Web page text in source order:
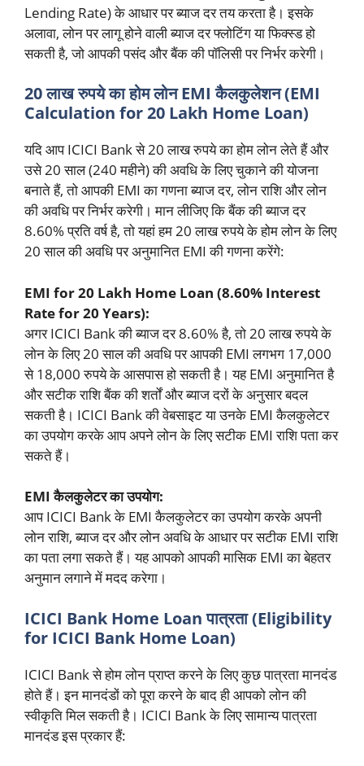
Lending Rate) के आधार पर ब्याज दर तय करता है। इसके
अलावा, लोन पर लागू होने वाली ब्याज दर फ्लोटिंग या फिक्स्ड हो
सकती है, जो आपकी पसंद और बैंक की पॉलिसी पर निर्भर करेगी।
20 लाख रुपये का होम लोन EMI कैलकुलेशन (EMI
Calculation for 20 Lakh Home Loan)
यदि आप ICICI Bank से 20 लाख रुपये का होम लोन लेते हैं और
उसे 20 साल (240 महीने) की अवधि के लिए चुकाने की योजना
बनाते हैं, तो आपकी EMI का गणना ब्याज दर, लोन राशि और लोन
की अवधि पर निर्भर करेगी। मान लीजिए कि बैंक की ब्याज दर
8.60% प्रति वर्ष है, तो यहां हम 20 लाख रुपये के होम लोन के लिए
20 साल की अवधि पर अनुमानित EMI की गणना करेंगे:
EMI for 20 Lakh Home Loan (8.60% Interest
Rate for 20 Years):
अगर ICICI Bank की ब्याज दर 8.60% है, तो 20 लाख रुपये के
लोन के लिए 20 साल की अवधि पर आपकी EMI लगभग 17,000
से 18,000 रुपये के आसपास हो सकती है। यह EMI अनुमानित है
और सटीक राशि बैंक की शर्तों और ब्याज दरों के अनुसार बदल
सकती है। ICICI Bank की वेबसाइट या उनके EMI कैलकुलेटर
का उपयोग करके आप अपने लोन के लिए सटीक EMI राशि पता कर
सकते हैं।
EMI कैलकुलेटर का उपयोग:
आप ICICI Bank के EMI कैलकुलेटर का उपयोग करके अपनी
लोन राशि, ब्याज दर और लोन अवधि के आधार पर सटीक EMI राशि
का पता लगा सकते हैं। यह आपको आपकी मासिक EMI का बेहतर
अनुमान लगाने में मदद करेगा।
ICICI Bank Home Loan पात्रता (Eligibility
for ICICI Bank Home Loan)
ICICI Bank से होम लोन प्राप्त करने के लिए कुछ पात्रता मानदंड
होते हैं। इन मानदंडों को पूरा करने के बाद ही आपको लोन की
स्वीकृति मिल सकती है। ICICI Bank के लिए सामान्य पात्रता
मानदंड इस प्रकार हैं: